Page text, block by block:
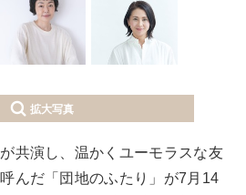
拡大写真
共演し、温かくユーモラスな友
んだ「団地のふたり」が7月14